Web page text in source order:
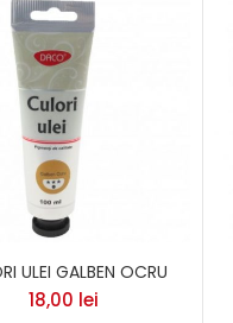
ULEI GALBEN OCRU
18,00 lei